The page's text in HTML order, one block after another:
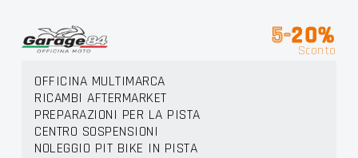
5-20%
Sconto
OFFICINA MULTIMARCA
RICAMBI AFTERMARKET
PREPARAZIONI PER LA PISTA
CENTRO SOSPENSIONI
NOLEGGIO PIT BIKE IN PISTA